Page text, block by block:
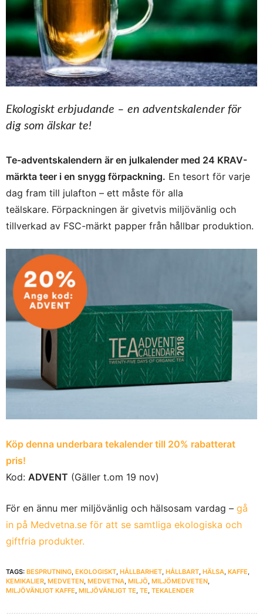
Ekologiskt erbjudande – en adventskalender för
dig som älskar te!
Te-adventskalendern är en julkalender med 24 KRAV-
märkta teer i en snygg förpackning. En tesort för varje
dag fram till julafton – ett måste för alla
teälskare. Förpackningen är givetvis miljövänlig och
tillverkad av FSC-märkt papper från hållbar produktion.
Köp denna underbara tekalender till 20% rabatterat
pris!
Kod: ADVENT (Gäller t.om 19 nov)
För en ännu mer miljövänlig och hälsosam vardag – gå
in på Medvetna.se för att se samtliga ekologiska och
giftfria produkter.
TAGS: BESPRUTNING EKOLOGISKT HÅLLBARHET HÅLLBART HÄLSA KAFFE
KEMIKALIER MEDVETEN MEDVETNA MILJÖ MILJÖMEDVETEN
MILJÖVÄNLIGT KAFFE MILJÖVÄNLIGT TE TE TEKALENDER